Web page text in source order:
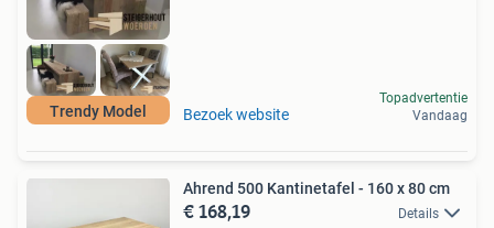
Trendy Model Bezoek website
Topadvertentie
Vandaag
Ahrend 500 Kantinetafel - 160 x 80 cm
€ 168,19 Details